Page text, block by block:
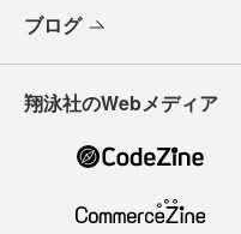
ブログ
翔泳社のWebメディア